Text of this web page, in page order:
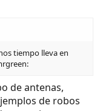
tiempo lleva en
de antenas,
de robos